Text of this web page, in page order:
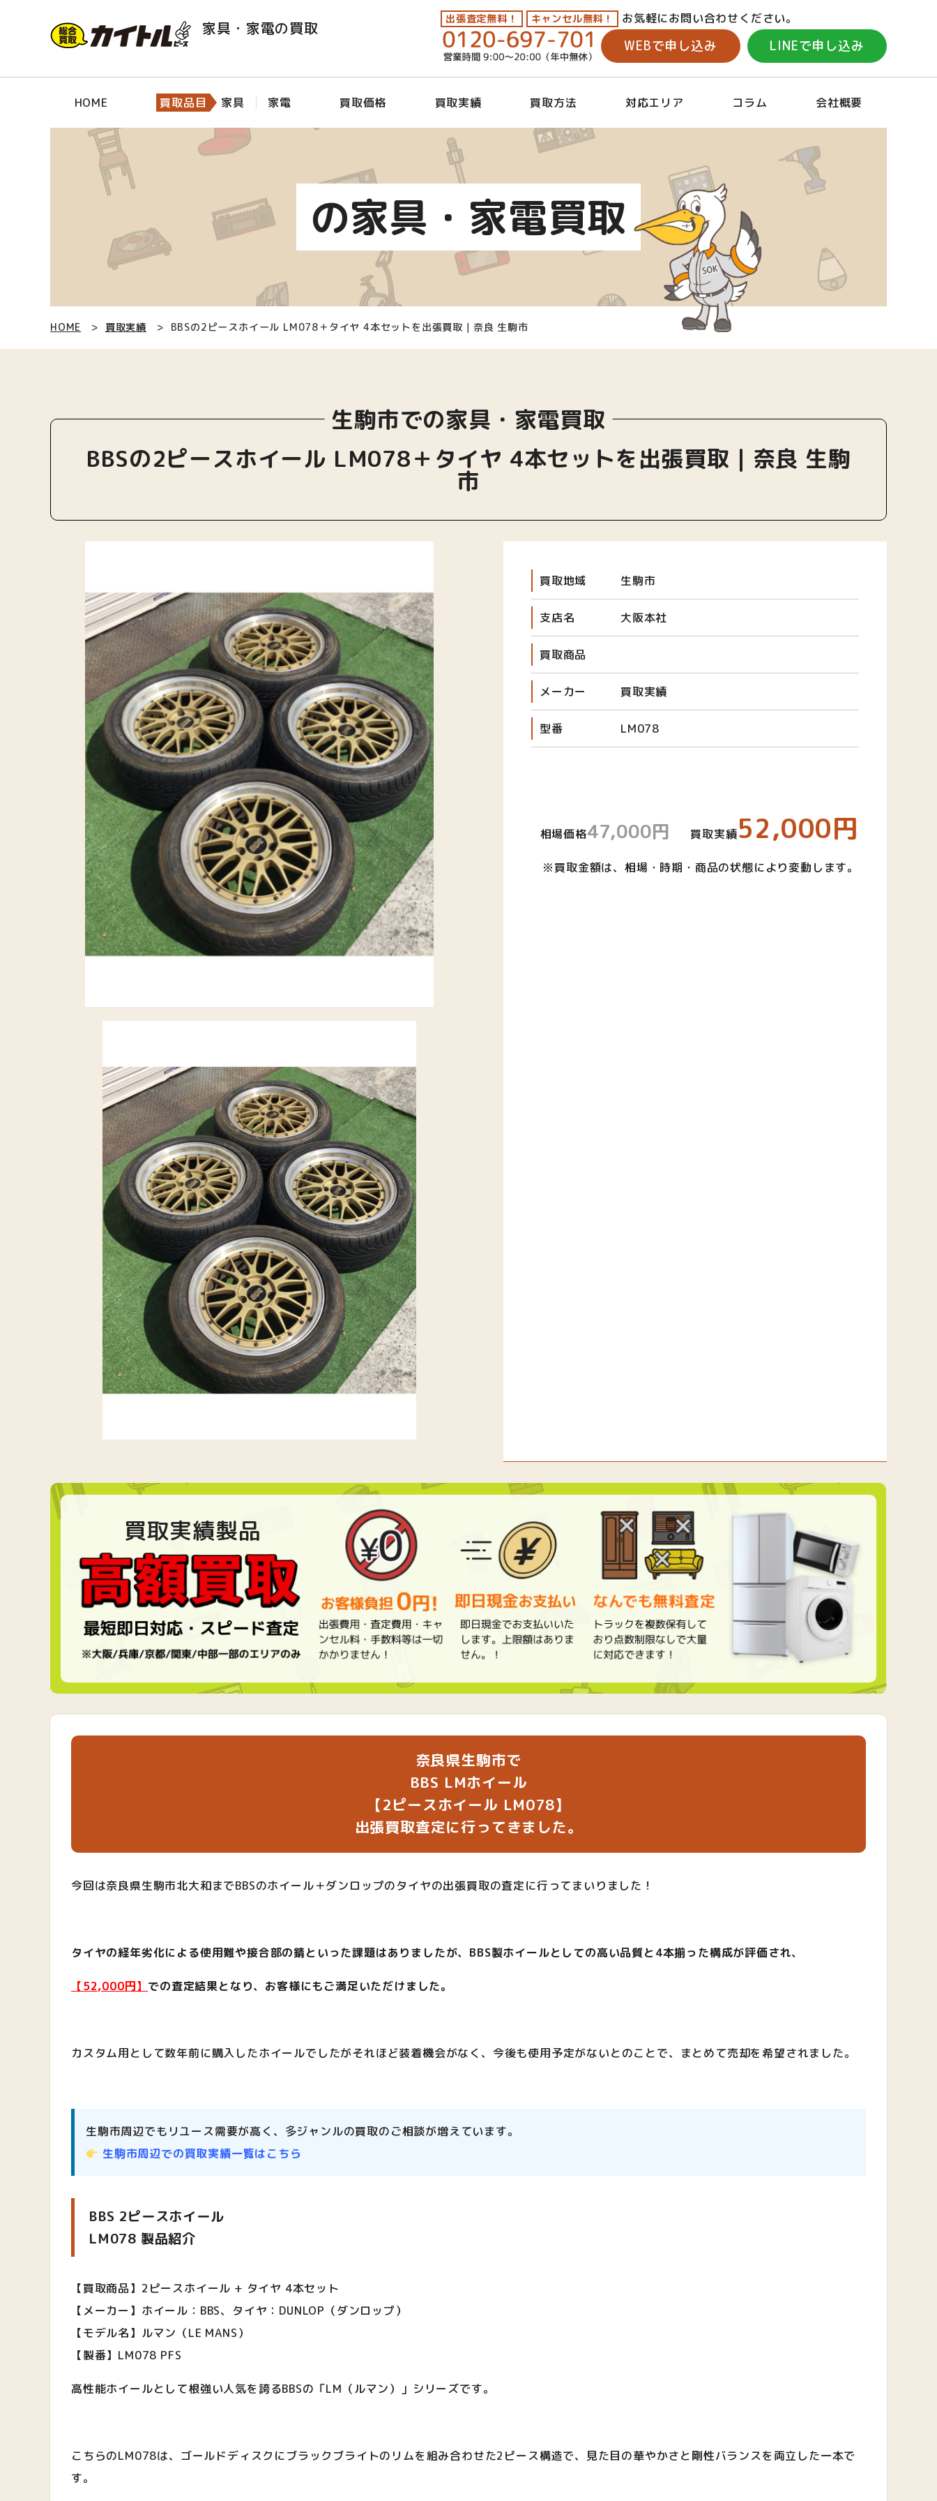
家具・家電の買取 出張査定無料！ キャンセル無料！ お気軽にお問い合わせください。
WEBで申し込み LINEで申し込み
HOME 買取品目 家具 家電 買取価格 買取実績 買取方法 対応エリア コラム 会社概要
の家具・家電買取
HOME 買取実績 BBSの2ピースホイール LM078＋タイヤ 4本セットを出張買取｜奈良 生駒市
生駒市での家具・家電買取
BBSの2ピースホイール LM078＋タイヤ 4本セットを出張買取｜奈良 生駒
市
買取地域 生駒市
支店名 大阪本社
買取商品
メーカー 買取実績
型番 LM078
相場価格47,000円 買取実績52,000円
※買取金額は、相場・時期・商品の状態により変動します。
買取実績製品
奈良県生駒市で
BBS LMホイール
【2ピースホイール LM078】
出張買取査定に行ってきました。
今回は奈良県生駒市北大和までBBSのホイール＋ダンロップのタイヤの出張買取の査定に行ってまいりました！
タイヤの経年劣化による使用難や接合部の錆といった課題はありましたが、BBS製ホイールとしての高い品質と4本揃った構成が評価され、
【52,000円】 での査定結果となり、お客様にもご満足いただけました。
カスタム用として数年前に購入したホイールでしたがそれほど装着機会がなく、今後も使用予定がないとのことで、まとめて売却を希望されました。
生駒市周辺でもリユース需要が高く、多ジャンルの買取のご相談が増えています。
生駒市周辺での買取実績一覧はこちら
BBS 2ピースホイール
LM078 製品紹介
【買取商品】2ピースホイール + タイヤ 4本セット
【メーカー】ホイール：BBS、タイヤ：DUNLOP（ダンロップ）
【モデル名】ルマン（LE MANS）
【製番】LM078 PFS
高性能ホイールとして根強い人気を誇るBBSの「LM（ルマン）」シリーズです。
こちらのLM078は、ゴールドディスクにブラックブライトのリムを組み合わせた2ピース構造で、見た目の華やかさと剛性バランスを両立した一本で
す。